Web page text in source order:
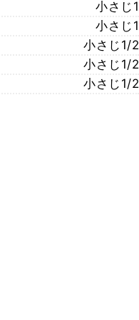
小さじ1
小さじ1
小さじ1/2
小さじ1/2
小さじ1/2